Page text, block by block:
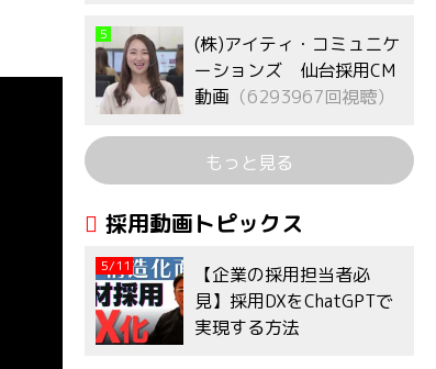
5
(株)アイティ・コミュニケ
ーションズ 仙台採用CM
動画 （6293967回視聴）
もっと見る
採用動画トピックス
5/11
【企業の採用担当者必
見】採用DXをChatGPTで
実現する方法